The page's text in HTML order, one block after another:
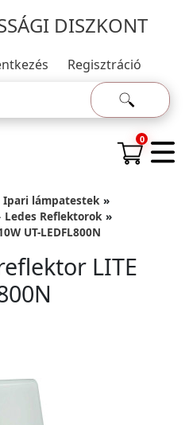
DISZKONT
Regisztráció
0
Ipari lámpatestek
Ledes Reflektorok
UT-LEDFL800N
LITE